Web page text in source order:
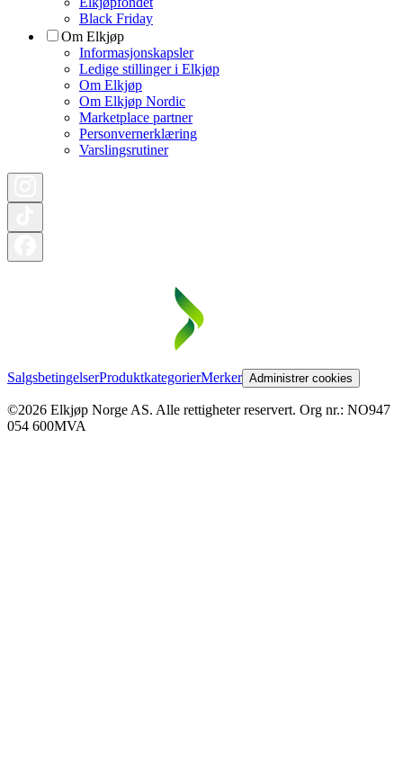
Black Friday
Om Elkjøp
Informasjonskapsler
Ledige stillinger i Elkjøp
Om Elkjøp
Om Elkjøp Nordic
Marketplace partner
Personvernerklæring
Varslingsrutiner
SalgsbetingelserProduktkategorierMerker Administrer cookies
©2026 Elkjøp Norge AS. Alle rettigheter reservert. Org nr.: NO947
054 600MVA